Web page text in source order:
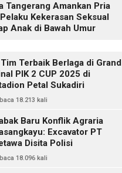
Tangerang Amankan Pria
Kekerasan Seksual
Anak di Bawah Umur
Terbaik Berlaga di Grand
PIK 2 CUP 2025 di
Petal Sukadiri
18.213 kali
Baru Konflik Agraria
Excavator PT
Disita Polisi
18.096 kali